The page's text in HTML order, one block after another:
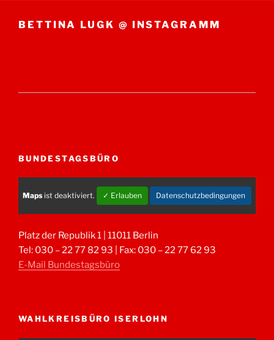
BETTINA LUGK @ INSTAGRAMM
BUNDESTAGSBÜRO
Maps ist deaktiviert. ✓ Erlauben Datenschutzbedingungen
Platz der Republik 1 | 11011 Berlin
Tel: 030 – 22 77 82 93 | Fax: 030 – 22 77 62 93
E-Mail Bundestagsbüro
WAHLKREISBÜRO ISERLOHN